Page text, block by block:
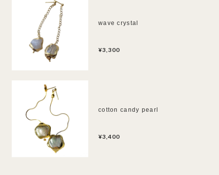
wave crystal
¥3,300
cotton candy pearl
¥3,400